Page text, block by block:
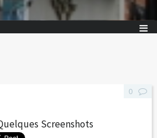
Screenshots
0